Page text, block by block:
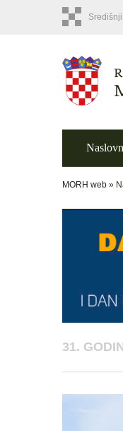
MORH web »
31.